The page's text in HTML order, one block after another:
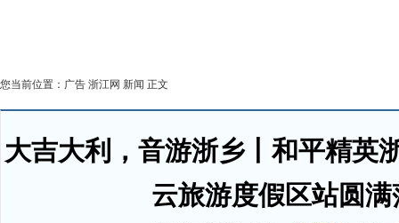
您当前位置： 广告 浙江网 新闻 正文
大吉大利，音游浙乡丨和平精英
云旅游度假区站圆满